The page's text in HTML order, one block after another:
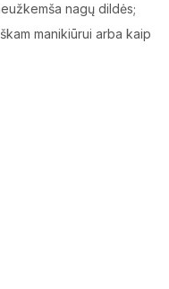
nagų dildės;
manikiūrui arba kaip